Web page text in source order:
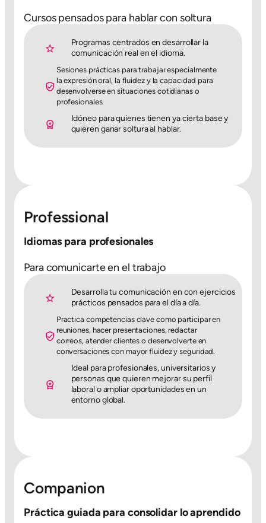
Cursos pensados para hablar con soltura
Programas centrados en desarrollar la
comunicación real en el idioma.
Sesiones prácticas para trabajar especialmente
la expresión oral, la fluidez y la capacidad para
desenvolverse en situaciones cotidianas o
profesionales.
Idóneo para quienes tienen ya cierta base y
quieren ganar soltura al hablar.
Professional
Idiomas para profesionales
Para comunicarte en el trabajo
Desarrolla tu comunicación en con ejercicios
prácticos pensados para el día a día.
Practica competencias clave como participar en
reuniones, hacer presentaciones, redactar
correos, atender clientes o desenvolverte en
conversaciones con mayor fluidez y seguridad.
Ideal para profesionales, universitarios y
personas que quieren mejorar su perfil
laboral o ampliar oportunidades en un
entorno global.
Companion
Práctica guiada para consolidar lo aprendido